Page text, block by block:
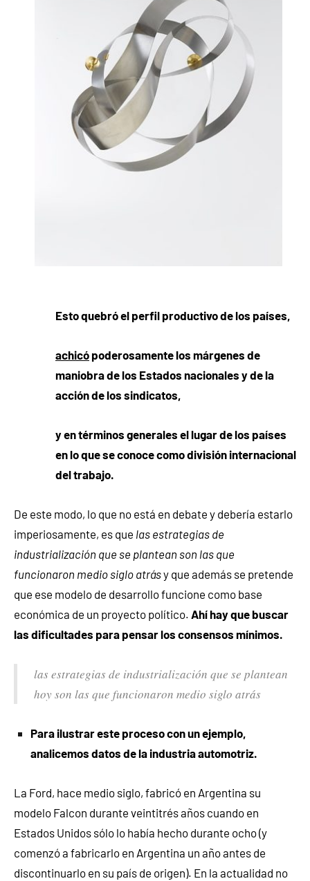
Esto quebró el perfil productivo de los países,
achicó poderosamente los márgenes de
maniobra de los Estados nacionales y de la
acción de los sindicatos,
y en términos generales el lugar de los países
en lo que se conoce como división internacional
del trabajo.
De este modo, lo que no está en debate y debería estarlo
imperiosamente, es que las estrategias de
industrialización que se plantean son las que
funcionaron medio siglo atrásy que además se pretende
que ese modelo de desarrollo funcione como base
económica de un proyecto político. Ahí hay que buscar
las dificultades para pensar los consensos mínimos.
las estrategias de industrialización que se plantean
hoy son las que funcionaron medio siglo atrás
Para ilustrar este proceso con un ejemplo,
analicemos datos de la industria automotriz.
La Ford, hace medio siglo, fabricó en Argentina su
modelo Falcon durante veintitrés años cuando en
Estados Unidos sólo lo había hecho durante ocho (y
comenzó a fabricarlo en Argentina un año antes de
discontinuarlo en su país de origen). En la actualidad no